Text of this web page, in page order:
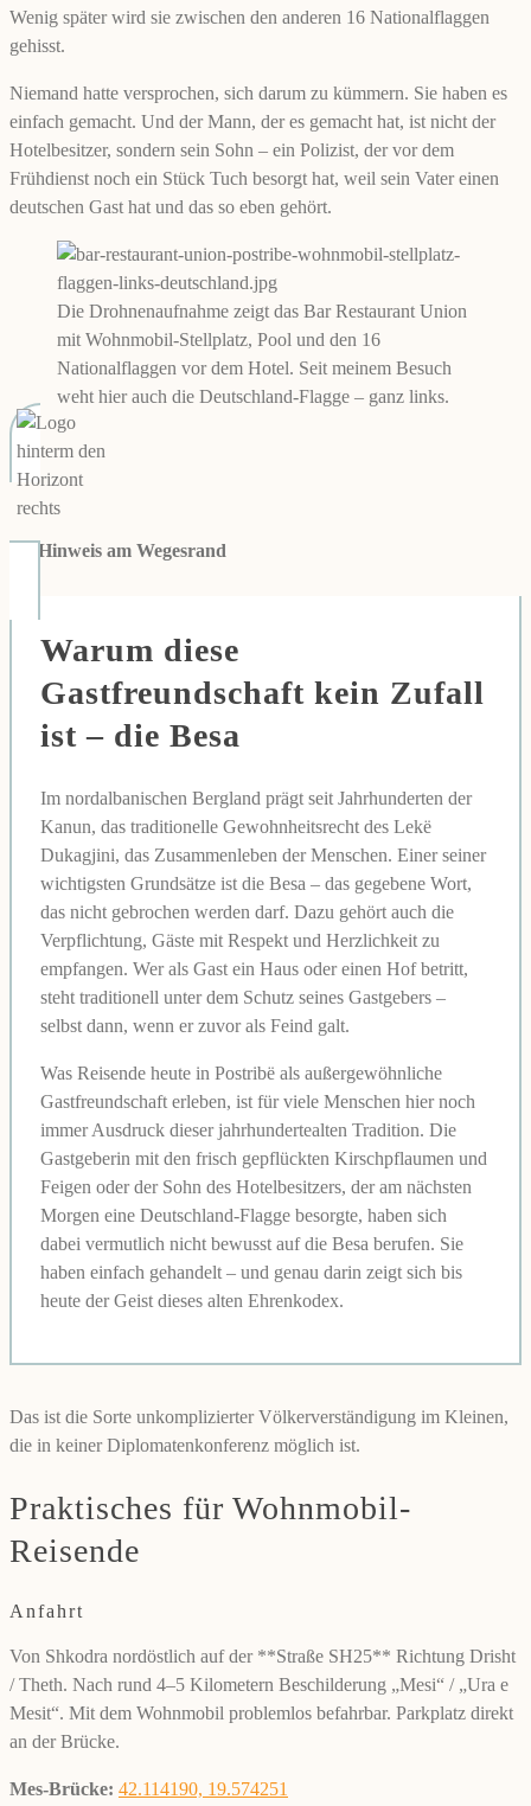
Wenig später wird sie zwischen den anderen 16 Nationalflaggen
gehisst.
Niemand hatte versprochen, sich darum zu kümmern. Sie haben es
einfach gemacht. Und der Mann, der es gemacht hat, ist nicht der
Hotelbesitzer, sondern sein Sohn – ein Polizist, der vor dem
Frühdienst noch ein Stück Tuch besorgt hat, weil sein Vater einen
deutschen Gast hat und das so eben gehört.
Die Drohnenaufnahme zeigt das Bar Restaurant Union
mit Wohnmobil-Stellplatz, Pool und den 16
Nationalflaggen vor dem Hotel. Seit meinem Besuch
weht hier auch die Deutschland-Flagge – ganz links.
Hinweis am Wegesrand
Warum diese
Gastfreundschaft kein Zufall
ist – die Besa
Im nordalbanischen Bergland prägt seit Jahrhunderten der
Kanun, das traditionelle Gewohnheitsrecht des Lekë
Dukagjini, das Zusammenleben der Menschen. Einer seiner
wichtigsten Grundsätze ist die Besa – das gegebene Wort,
das nicht gebrochen werden darf. Dazu gehört auch die
Verpflichtung, Gäste mit Respekt und Herzlichkeit zu
empfangen. Wer als Gast ein Haus oder einen Hof betritt,
steht traditionell unter dem Schutz seines Gastgebers –
selbst dann, wenn er zuvor als Feind galt.
Was Reisende heute in Postribë als außergewöhnliche
Gastfreundschaft erleben, ist für viele Menschen hier noch
immer Ausdruck dieser jahrhundertealten Tradition. Die
Gastgeberin mit den frisch gepflückten Kirschpflaumen und
Feigen oder der Sohn des Hotelbesitzers, der am nächsten
Morgen eine Deutschland-Flagge besorgte, haben sich
dabei vermutlich nicht bewusst auf die Besa berufen. Sie
haben einfach gehandelt – und genau darin zeigt sich bis
heute der Geist dieses alten Ehrenkodex.
Das ist die Sorte unkomplizierter Völkerverständigung im Kleinen,
die in keiner Diplomatenkonferenz möglich ist.
Praktisches für Wohnmobil-
Reisende
Anfahrt
Von Shkodra nordöstlich auf der **Straße SH25** Richtung Drisht
/ Theth. Nach rund 4–5 Kilometern Beschilderung „Mesi“ / „Ura e
Mesit“. Mit dem Wohnmobil problemlos befahrbar. Parkplatz direkt
an der Brücke.
Mes-Brücke: 42.114190, 19.574251